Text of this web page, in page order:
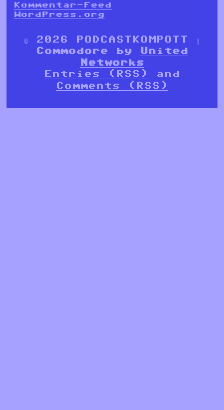
Kommentar-Feed
WordPress.org
© 2026 PODCASTKOMPOTT |
Commodore by
United
Networks
Entries (RSS)
and
Comments (RSS)